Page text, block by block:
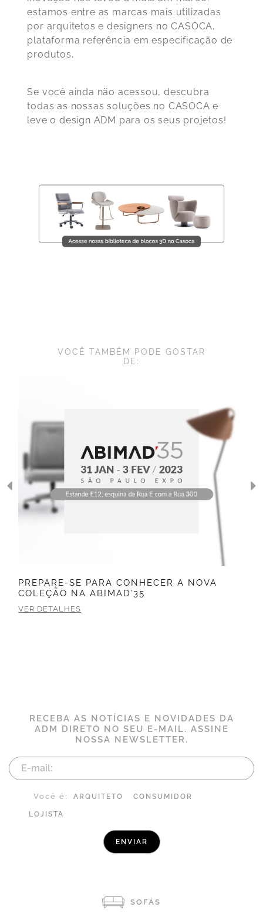
estamos entre as marcas mais utilizadas
por arquitetos e designers no CASOCA,
plataforma referência em especificação de
produtos.
Se você ainda não acessou, descubra
todas as nossas soluções no CASOCA e
leve o design ADM para os seus projetos!
VOCÊ TAMBÉM PODE GOSTAR
DE:
PREPARE-SE PARA CONHECER A NOVA
COLEÇÃO NA ABIMAD’35
VER DETALHES
RECEBA AS NOTÍCIAS E NOVIDADES DA
ADM DIRETO NO SEU E-MAIL. ASSINE
NOSSA NEWSLETTER.
Você é: ARQUITETO CONSUMIDOR
LOJISTA
SOFÁS